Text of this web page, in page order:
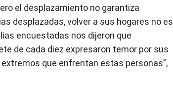
el desplazamiento no garantiza
desplazadas, volver a sus hogares no es
encuestadas nos dijeron que
de cada diez expresaron temor por sus
que enfrentan estas personas”,